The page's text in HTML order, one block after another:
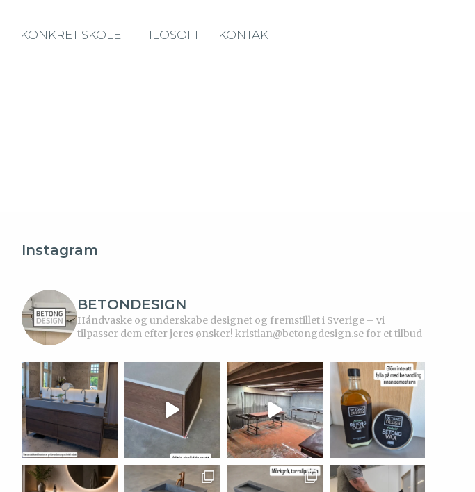
KONKRET SKOLE FILOSOFI KONTAKT
Instagram
BETONDESIGN
Håndvaske og underskabe designet og fremstillet i Sverige – vi
tilpasser dem efter jeres ønsker! kristian@betongdesign.se for et tilbud